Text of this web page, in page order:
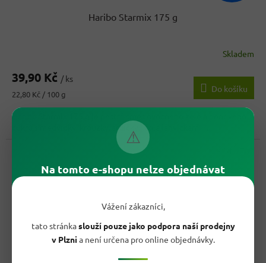
⚠
Na tomto e-shopu nelze objednávat
Vážení zákazníci,
tato stránkaslouží pouze jako podpora naší prodejny
v Plznia není určena pro online objednávky.
Haribo Starmix 175 g
Skladem
39,90 Kč / ks
Měrná
22,80 Kč / 100 g
Do košíku
Haribo Starmix 175 g je pestrá směs ovocného želé a pěnového
cukru s medvídky, kroužky, srdíčky i cola lahvičkami....